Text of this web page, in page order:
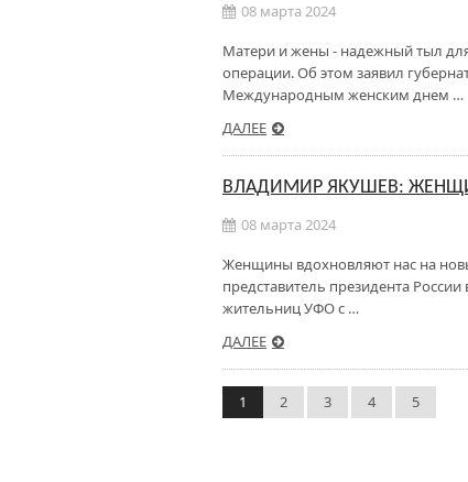
08 марта 2024
Матери и жены - надежный тыл
операции. Об этом заявил
Международным женским днем …
ДАЛЕЕ
ВЛАДИМИР ЯКУШЕВ:
08 марта 2024
Женщины вдохновляют нас на
представитель президента
жительниц УФО с …
ДАЛЕЕ
1 2 3 4 5